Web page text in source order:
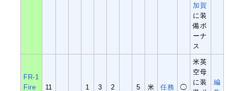
加賀
に装
備ボ
ーナ
ス
FR-1
Fire
11 1 3 2 5 米 任務 ◯
米英
空母
に装
編